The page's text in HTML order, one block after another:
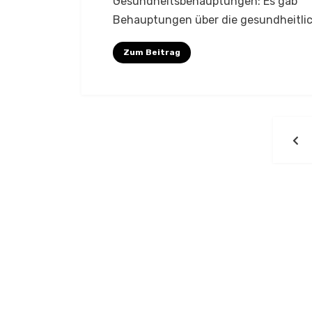
Behauptungen über die
Zum Beitrag